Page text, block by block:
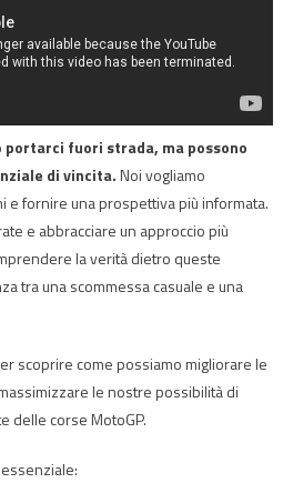
portarci fuori strada, ma possono
di vincita.Noi vogliamo
e fornire una prospettiva più informata.
e abbracciare un approccio più
la verità dietro queste
tra una scommessa casuale e una
scoprire come possiamo migliorare le
le nostre possibilità di
delle corse MotoGP.